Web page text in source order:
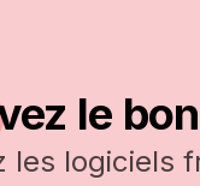
le
les logiciels